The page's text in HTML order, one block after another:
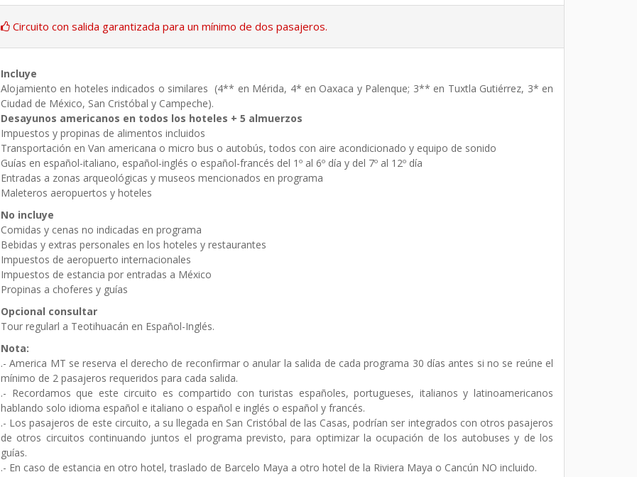
Circuito con salida garantizada para un mínimo de dos pasajeros.
Incluye
Alojamiento en hoteles indicados o similares (4** en Mérida, 4* en Oaxaca y Palenque; 3** en Tuxtla Gutiérrez, 3* en
Ciudad de México, San Cristóbal y Campeche).
Desayunos americanos en todos los hoteles + 5 almuerzos
Impuestos y propinas de alimentos incluidos
Transportación en Van americana o micro bus o autobús, todos con aire acondicionado y equipo de sonido
Guías en español-italiano, español-inglés o español-francés del 1º al 6º día y del 7º al 12º día
Entradas a zonas arqueológicas y museos mencionados en programa
Maleteros aeropuertos y hoteles
No incluye
Comidas y cenas no indicadas en programa
Bebidas y extras personales en los hoteles y restaurantes
Impuestos de aeropuerto internacionales
Impuestos de estancia por entradas a México
Propinas a choferes y guías
Opcional consultar
Tour regularl a Teotihuacán en Español-Inglés.
Nota:
.- America MT se reserva el derecho de reconfirmar o anular la salida de cada programa 30 días antes si no se reúne el
mínimo de 2 pasajeros requeridos para cada salida.
.- Recordamos que este circuito es compartido con turistas españoles, portugueses, italianos y latinoamericanos
hablando solo idioma español e italiano o español e inglés o español y francés.
.- Los pasajeros de este circuito, a su llegada en San Cristóbal de las Casas, podrían ser integrados con otros pasajeros
de otros circuitos continuando juntos el programa previsto, para optimizar la ocupación de los autobuses y de los
guías.
.- En caso de estancia en otro hotel, traslado de Barcelo Maya a otro hotel de la Riviera Maya o Cancún NO incluido.